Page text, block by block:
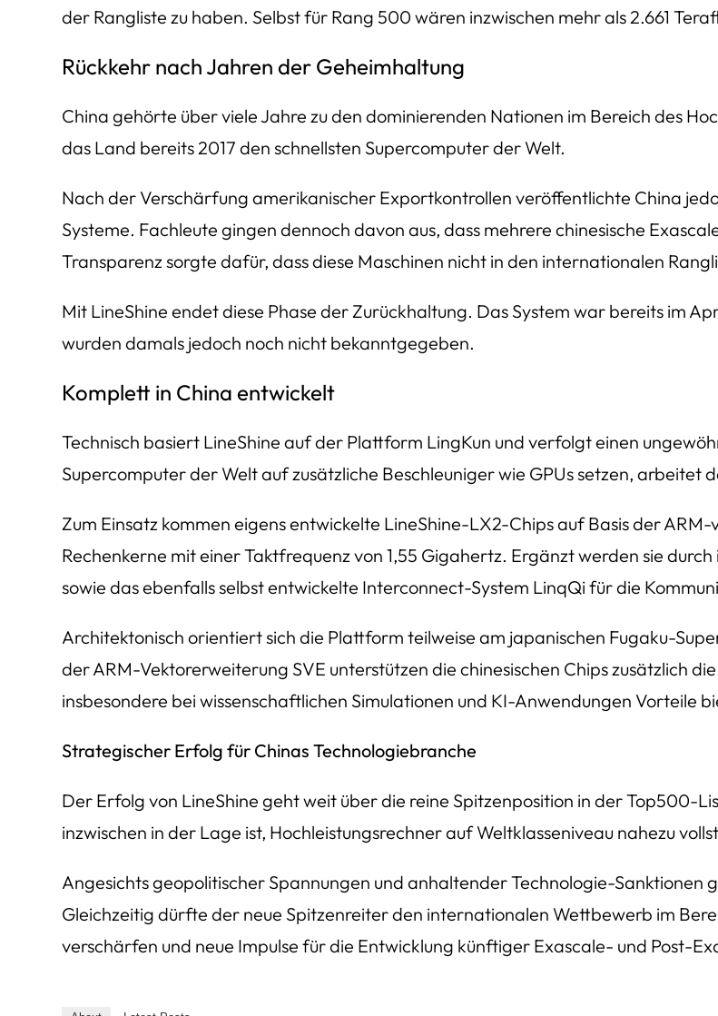
der Rangliste zu haben. Selbst für Rang 500 wären inzwischen mehr als 2.661
Rückkehr nach Jahren der Geheimhaltung
China gehörte über viele Jahre zu den dominierenden Nationen im Bereich des
das Land bereits 2017 den schnellsten Supercomputer der Welt.
Nach der Verschärfung amerikanischer Exportkontrollen veröffentlichte China
Systeme. Fachleute gingen dennoch davon aus, dass mehrere chinesische
Transparenz sorgte dafür, dass diese Maschinen nicht in den internationalen
Mit LineShine endet diese Phase der Zurückhaltung. Das System war bereits im
wurden damals jedoch noch nicht bekanntgegeben.
Komplett in China entwickelt
Technisch basiert LineShine auf der Plattform LingKun und verfolgt einen
Supercomputer der Welt auf zusätzliche Beschleuniger wie GPUs setzen, arbeitet
Zum Einsatz kommen eigens entwickelte LineShine-LX2-Chips auf Basis der
Rechenkerne mit einer Taktfrequenz von 1,55 Gigahertz. Ergänzt werden sie
sowie das ebenfalls selbst entwickelte Interconnect-System LinqQi für die
Architektonisch orientiert sich die Plattform teilweise am japanischen Fugaku-
der ARM-Vektorerweiterung SVE unterstützen die chinesischen Chips zusätzlich
insbesondere bei wissenschaftlichen Simulationen und KI-Anwendungen Vorteile
Strategischer Erfolg für Chinas Technologiebranche
Der Erfolg von LineShine geht weit über die reine Spitzenposition in der Top500-
inzwischen in der Lage ist, Hochleistungsrechner auf Weltklasseniveau nahezu
Angesichts geopolitischer Spannungen und anhaltender Technologie-Sanktionen
Gleichzeitig dürfte der neue Spitzenreiter den internationalen Wettbewerb im
verschärfen und neue Impulse für die Entwicklung künftiger Exascale- und Post-